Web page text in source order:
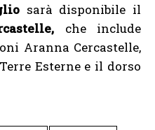
sarà disponibile il
che include
Aranna Cercastelle,
Esterne e il dorso